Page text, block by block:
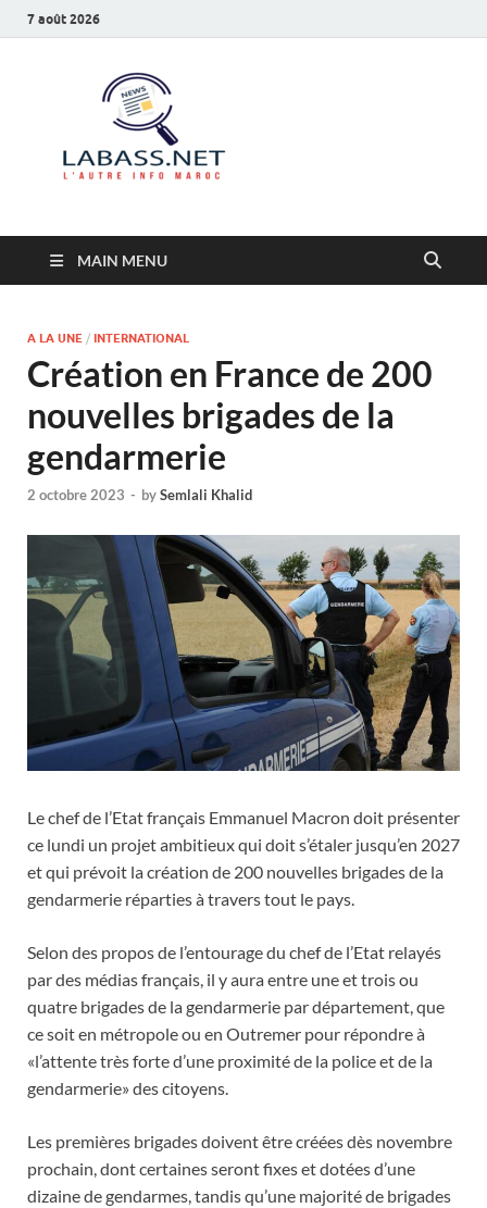
7 août 2026
MAIN MENU
A LA UNE / INTERNATIONAL
Création en France de 200
nouvelles brigades de la
gendarmerie
2 octobre 2023 - bySemlali Khalid
Le chef de l’Etat français Emmanuel Macron doit présenter
ce lundi un projet ambitieux qui doit s’étaler jusqu’en 2027
et qui prévoit la création de 200 nouvelles brigades de la
gendarmerie réparties à travers tout le pays.
Selon des propos de l’entourage du chef de l’Etat relayés
par des médias français, il y aura entre une et trois ou
quatre brigades de la gendarmerie par département, que
ce soit en métropole ou en Outremer pour répondre à
«l’attente très forte d’une proximité de la police et de la
gendarmerie» des citoyens.
Les premières brigades doivent être créées dès novembre
prochain, dont certaines seront fixes et dotées d’une
dizaine de gendarmes, tandis qu’une majorité de brigades